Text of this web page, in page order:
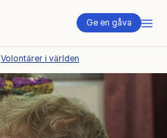
Ge en gåva
Volontärer i världen